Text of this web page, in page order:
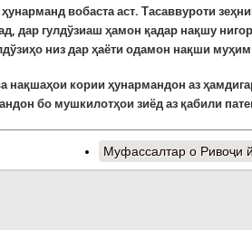
вобаста аст. Тасаввуроти
дар гулдўзиаш ҳамон қадар нақшу
низ дар ҳаёти одамон нақши
нақшаҳои кории ҳунармандон аз
бо мушкилотҳои зиёд аз қабили
Муфассалтар о Ривоҷи